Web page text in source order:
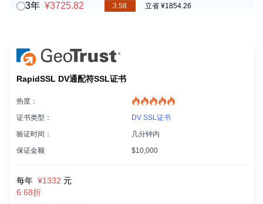
3年 ¥3725.82 3.58 立省 ¥1854.26
RapidSSL DV通配符SSL证书
热度：
证书类型：
DV SSL证书
验证时间：
几分钟内
保证金额
$10,000
每年 ¥1332 元
6.68折